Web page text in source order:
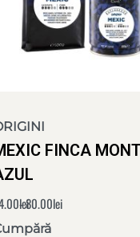
FINCA
lei80.00lei